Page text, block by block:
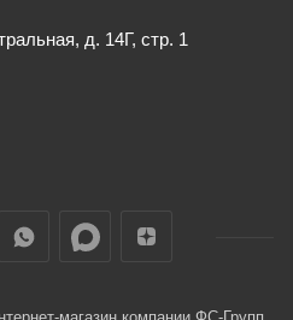
д. 14Г, стр. 1